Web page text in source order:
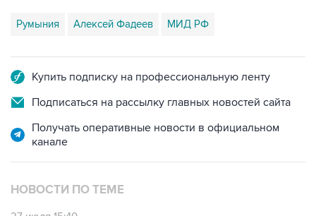
Румыния Алексей Фадеев МИД РФ
Купить подписку на профессиональную ленту
Подписаться на рассылку главных новостей сайта
Получать оперативные новости в официальном
канале
НОВОСТИ ПО ТЕМЕ